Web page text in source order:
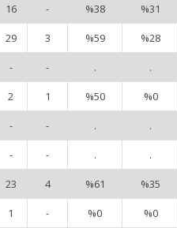
16 - %38 %31
29 3 %59 %28
- - . .
2 1 %50 %0
- - . .
- - . .
23 4 %61 %35
1 - %0 %0